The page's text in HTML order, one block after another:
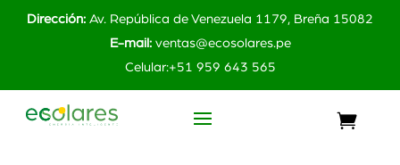
Dirección: Av. República de Venezuela 1179, Breña 15082
E-mail: ventas@ecosolares.pe
Celular:+51 959 643 565